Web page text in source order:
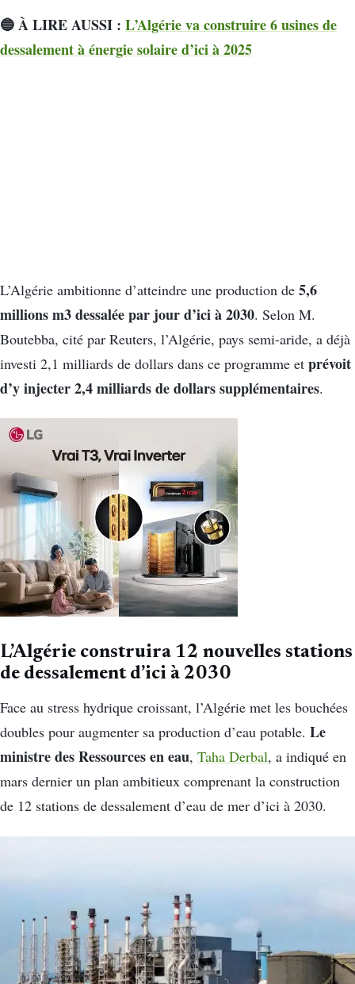
🔵 À LIRE AUSSI : L’Algérie va construire 6 usines de
dessalement à énergie solaire d’ici à 2025
L’Algérie ambitionne d’atteindre une production de 5,6
millions m3 dessalée par jour d’ici à 2030. Selon M.
Boutebba, cité par Reuters, l’Algérie, pays semi-aride, a déjà
investi 2,1 milliards de dollars dans ce programme et prévoit
d’y injecter 2,4 milliards de dollars supplémentaires.
L’Algérie construira 12 nouvelles stations
de dessalement d’ici à 2030
Face au stress hydrique croissant, l’Algérie met les bouchées
doubles pour augmenter sa production d’eau potable. Le
ministre des Ressources en eau, Taha Derbal, a indiqué en
mars dernier un plan ambitieux comprenant la construction
de 12 stations de dessalement d’eau de mer d’ici à 2030.